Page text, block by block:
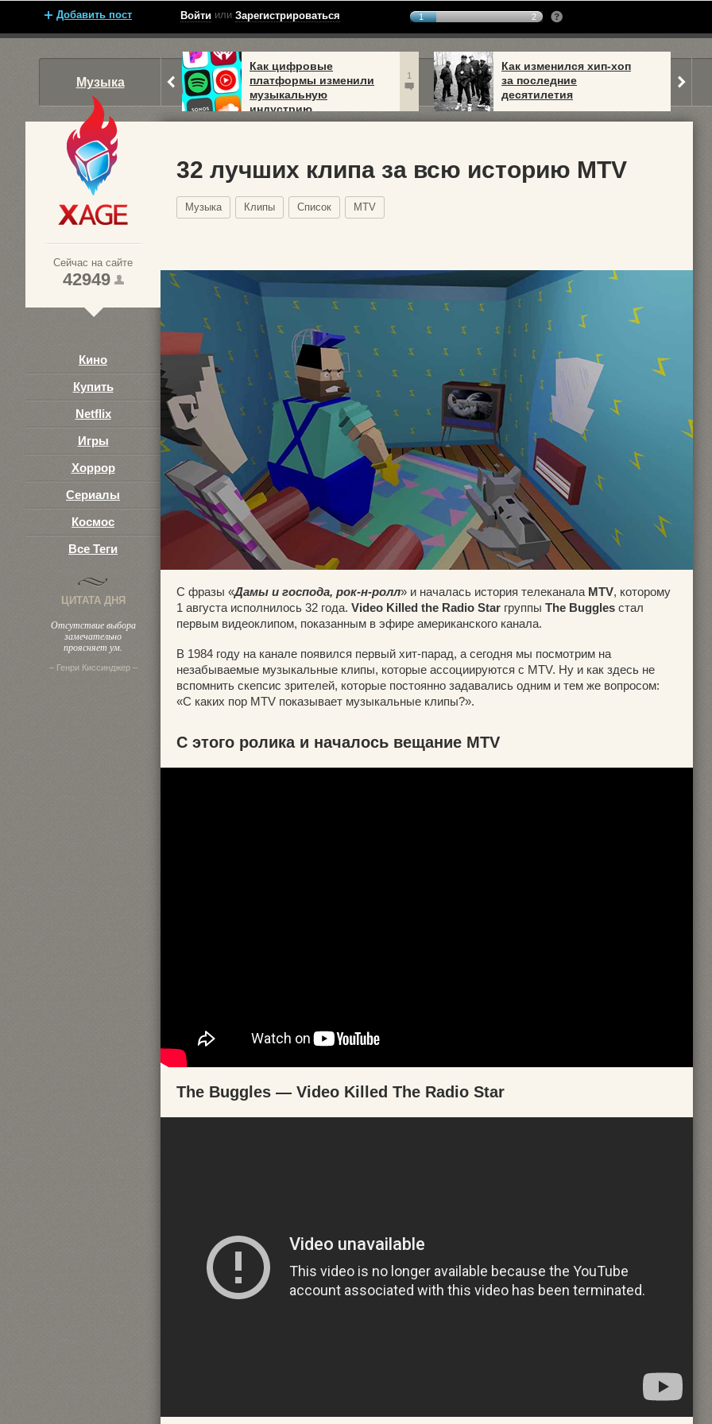
Добавить пост Войти или Зарегистрироваться 1 2
Музыка
Как цифровые
платформы изменили
музыкальную
индустрию
1
Как изменился хип-хоп
за последние
десятилетия
1
Сейчас на сайте
42949
Кино
Купить
Netflix
Игры
Хоррор
Сериалы
Космос
Все Теги
ЦИТАТА ДНЯ
Отсутствие выбора
замечательно
проясняет ум.
– Генри Киссинджер –
32 лучших клипа за всю историю MTV
Музыка Клипы Список MTV
С фразы «Дамы и господа, рок-н-ролл» и началась история телеканала MTV, которому
1 августа исполнилось 32 года. Video Killed the Radio Star группы The Buggles стал
первым видеоклипом, показанным в эфире американского канала.
В 1984 году на канале появился первый хит-парад, а сегодня мы посмотрим на
незабываемые музыкальные клипы, которые ассоциируются с MTV. Ну и как здесь не
вспомнить скепсис зрителей, которые постоянно задавались одним и тем же вопросом:
«С каких пор MTV показывает музыкальные клипы?».
С этого ролика и началось вещание MTV
The Buggles — Video Killed The Radio Star